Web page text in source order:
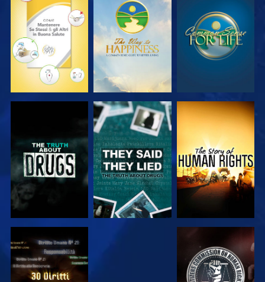
GUARDA GUARDA GUARDA
GUARDA GUARDA
GUARDA GUARDA